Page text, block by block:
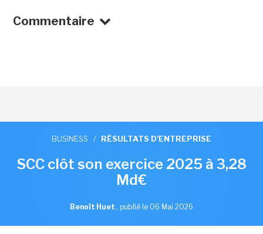
Commentaire
BUSINESS / RÉSULTATS D'ENTREPRISE
SCC clôt son exercice 2025 à 3,28
Md€
Benoît Huet , publié le 06 Mai 2026